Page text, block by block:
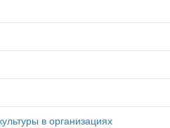
в организациях